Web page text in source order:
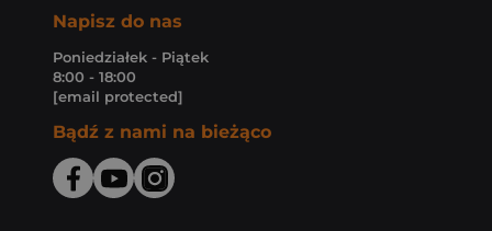
Napisz do nas
Poniedziałek - Piątek
8:00 - 18:00
[email protected]
Bądź z nami na bieżąco